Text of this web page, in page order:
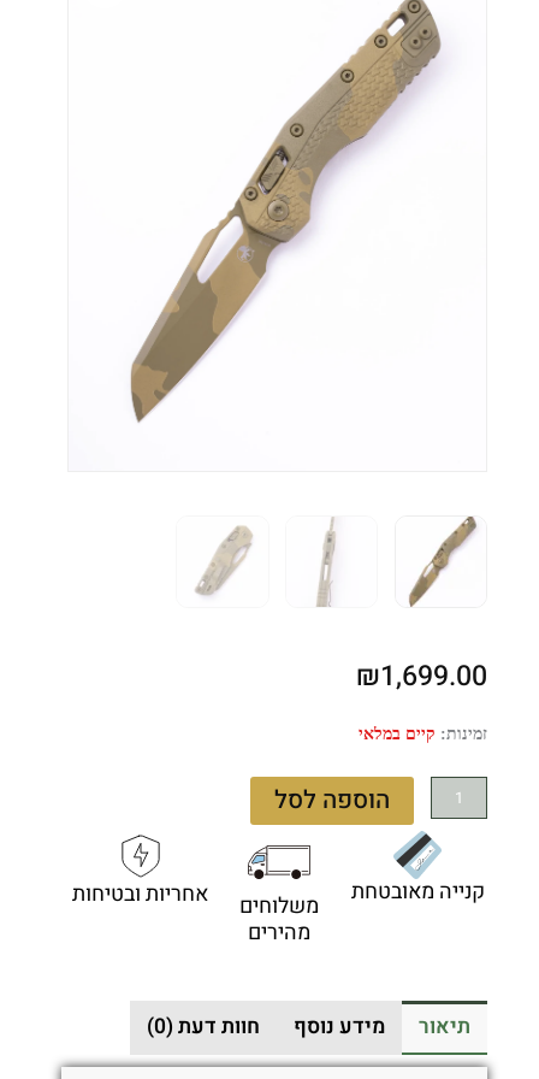
₪1,699.00
זמינות: קיים במלאי
כמות
Microtech
210T-
סכין
מתקפלת
בצבע
הוספה לסל
קנייה מאובטחת
משלוחים
מהירים
אחריות ובטיחות
תיאור מידע נוסף חוות דעת (0)